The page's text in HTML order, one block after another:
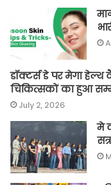
डॉक्टर्स डे पर मेगा
चिकित्सकों का हुआ
July 2, 2026
मे